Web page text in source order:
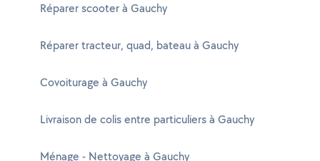
Réparer scooter à Gauchy
Réparer tracteur, quad, bateau à Gauchy
Covoiturage à Gauchy
Livraison de colis entre particuliers à Gauchy
Ménage - Nettoyage à Gauchy